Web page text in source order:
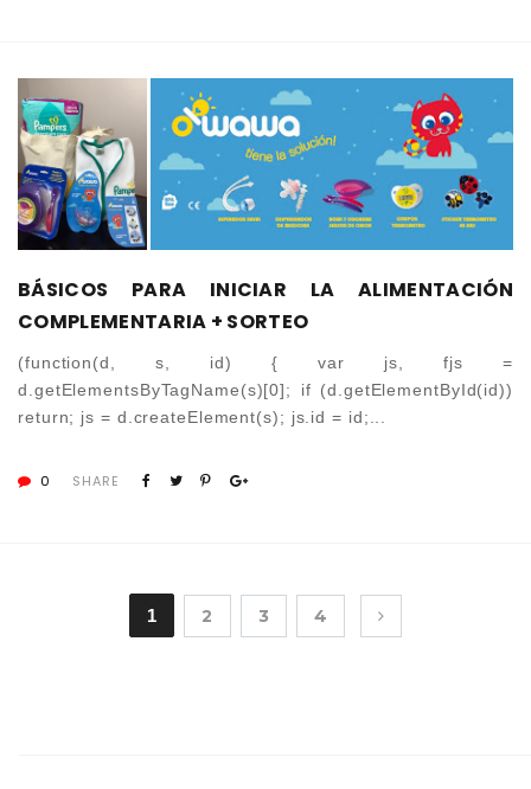
BÁSICOS PARA INICIAR LA ALIMENTACIÓN
COMPLEMENTARIA + SORTEO
(function(d, s, id) { var js, fjs =
d.getElementsByTagName(s)[0]; if (d.getElementById(id))
return; js = d.createElement(s); js.id = id;...
0 SHARE
1 2 3 4